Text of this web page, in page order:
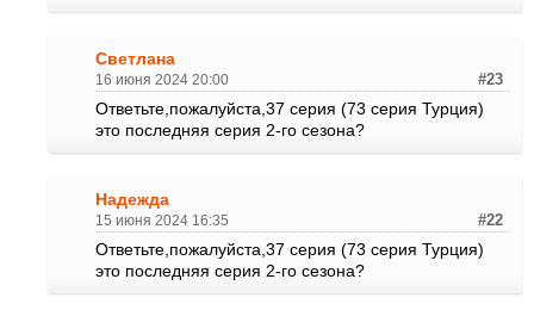
Светлана
16 июня 2024 20:00 #23
Ответьте,пожалуйста,37 серия (73 серия Турция)
это последняя серия 2-го сезона?
Надежда
15 июня 2024 16:35 #22
Ответьте,пожалуйста,37 серия (73 серия Турция)
это последняя серия 2-го сезона?